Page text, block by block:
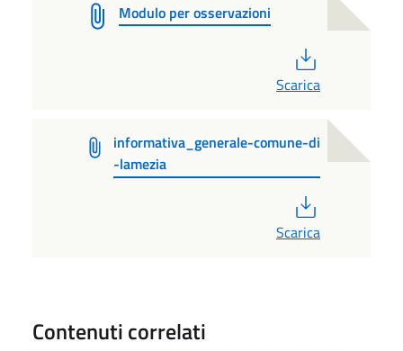
Modulo per osservazioni
Scarica
informativa_generale-comune-di
-lamezia
Scarica
Contenuti correlati